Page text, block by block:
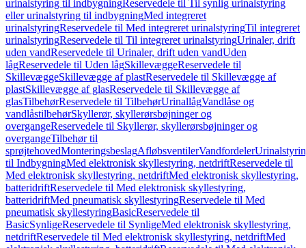
urinalstyring til indbygningReservedele til Til synlig urinalstyring
eller urinalstyring til indbygningMed integreret
urinalstyringReservedele til Med integreret urinalstyringTil integreret
urinalstyringReservedele til Til integreret urinalstyringUrinaler, drift
uden vandReservedele til Urinaler, drift uden vandUden
lågReservedele til Uden lågSkillevæggeReservedele til
SkillevæggeSkillevægge af plastReservedele til Skillevægge af
plastSkillevægge af glasReservedele til Skillevægge af
glasTilbehørReservedele til TilbehørUrinallågVandlåse og
vandlåstilbehørSkyllerør, skyllerørsbøjninger og
overgangeReservedele til Skyllerør, skyllerørsbøjninger og
overgangeTilbehør til
sprøjtehovedMonteringsbeslagAfløbsventilerVandfordeler
til IndbygningMed elektronisk skyllestyring, netdriftReservedele til
Med elektronisk skyllestyring, netdriftMed elektronisk skyllestyring,
batteridriftReservedele til Med elektronisk skyllestyring,
batteridriftMed pneumatisk skyllestyringReservedele til Med
pneumatisk skyllestyringBasicReservedele til
BasicSynligeReservedele til SynligeMed elektronisk skyllestyring,
netdriftReservedele til Med elektronisk skyllestyring, netdriftMed